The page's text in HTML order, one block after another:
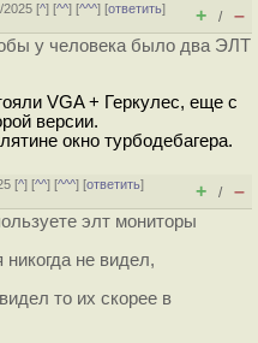
2025 [^] [^^] [^^^] [ответить]
+ / –
у человека было два ЭЛТ
VGA + Геркулес, еще с
версии.
окно турбодебагера.
[^] [^^] [^^^] [ответить]
+ / –
элт мониторы
никогда не видел,
то их скорее в